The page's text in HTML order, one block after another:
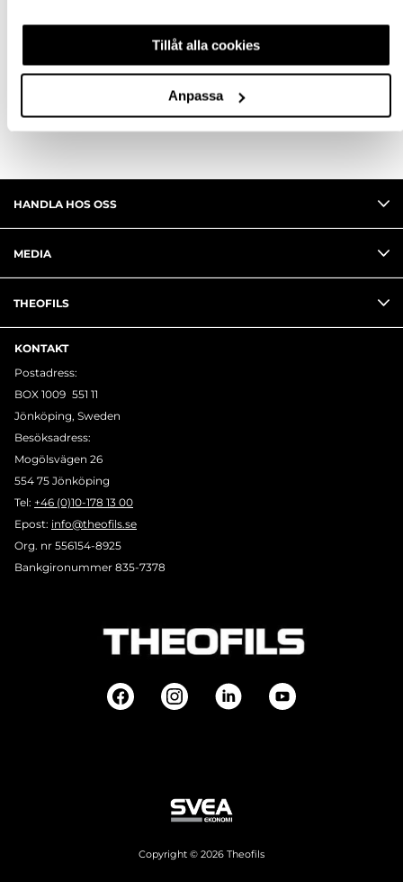
Tillåt alla cookies
Anpassa
FRÅGA OM PRODUKT
HANDLA HOS OSS
MEDIA
THEOFILS
KONTAKT
Postadress:
BOX 1009 551 11
Jönköping, Sweden
Besöksadress:
Mogölsvägen 26
554 75 Jönköping
Tel: +46 (0)10-178 13 00
Epost: info@theofils.se
Org. nr 556154-8925
Bankgironummer 835-7378
Copyright © 2026 Theofils